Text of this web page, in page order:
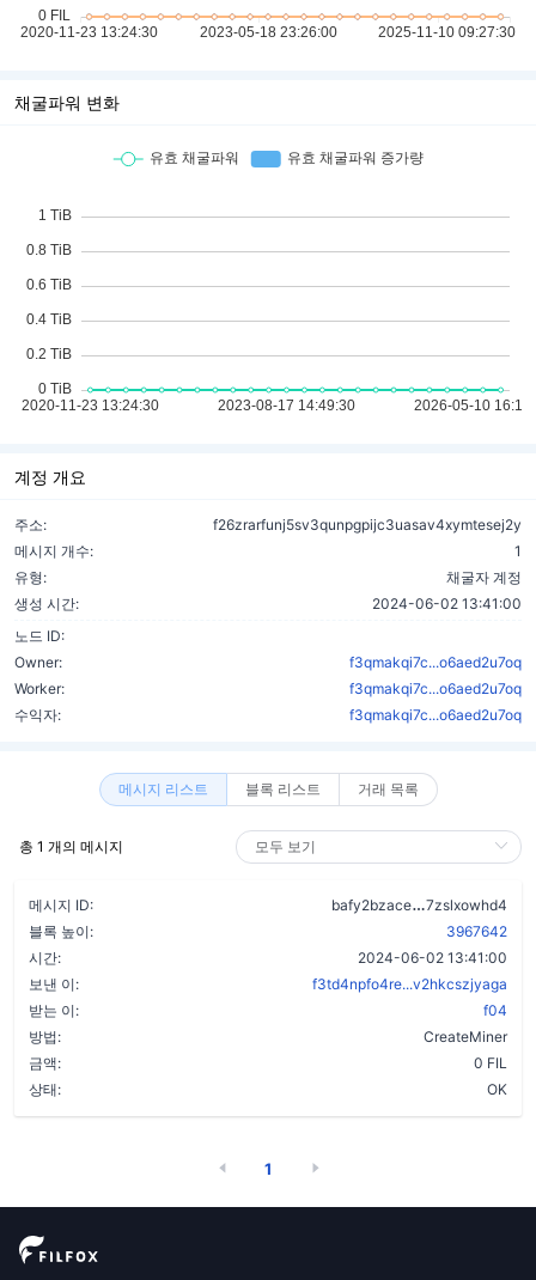
채굴파워 변화
계정 개요
주소:
f26zrarfunj5sv3qunpgpijc3uasav4xymtesej2y
메시지 개수:
1
유형:
채굴자 계정
생성 시간:
2024-06-02 13:41:00
노드 ID:
Owner:
f3qmakqi7c...o6aed2u7oq
Worker:
f3qmakqi7c...o6aed2u7oq
수익자:
f3qmakqi7c...o6aed2u7oq
메시지 리스트 블록 리스트 거래 목록
총 1 개의 메시지
메시지 ID: bafy2bzace
7zslxowhd4
블록 높이:
3967642
시간:
2024-06-02 13:41:00
보낸 이:
f3td4npfo4re...v2hkcszjyaga
받는 이:
f04
방법:
CreateMiner
금액:
0 FIL
상태:
OK
1